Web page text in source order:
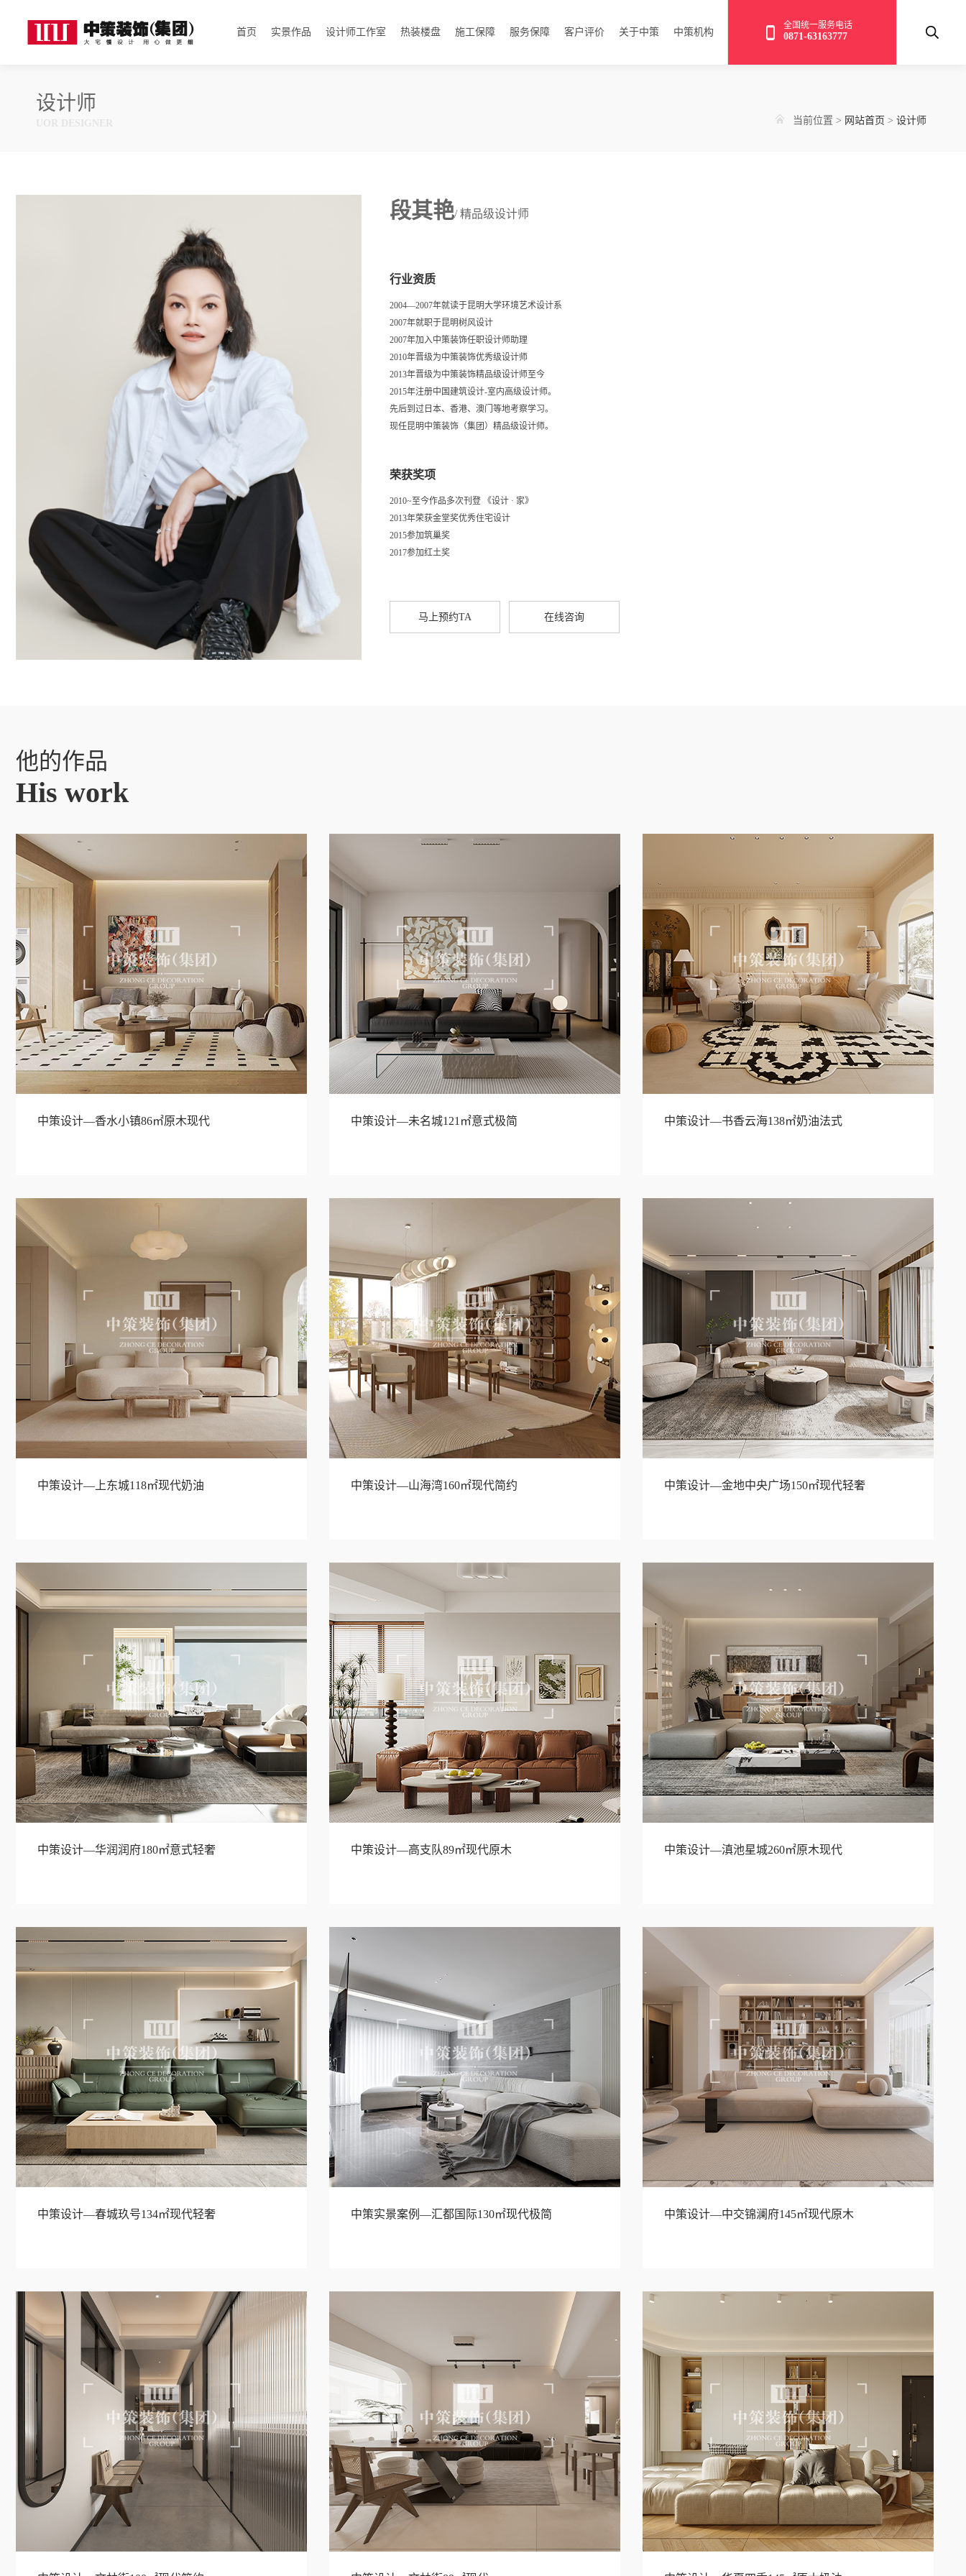
全国统一服务电话
0871-63163777
首页 实景作品 设计师工作室 热装楼盘 施工保障 服务保障 客户评价 关于中策 中策机构
设计师
当前位置 > 网站首页 > 设计师
段其艳/ 精品级设计师
行业资质
2004—2007年就读于昆明大学环境艺术设计系
2007年就职于昆明树风设计
2007年加入中策装饰任职设计师助理
2010年晋级为中策装饰优秀级设计师
2013年晋级为中策装饰精品级设计师至今
2015年注册中国建筑设计-室内高级设计师。
先后到过日本、香港、澳门等地考察学习。
现任昆明中策装饰（集团）精品级设计师。
荣获奖项
2010~至今作品多次刊登 《设计 · 家》
2013年荣获金堂奖优秀住宅设计
2015参加筑巢奖
2017参加红土奖
马上预约TA 在线咨询
他的作品
His work
中策设计—香水小镇86㎡原木现代 中策设计—未名城121㎡意式极简 中策设计—书香云海138㎡奶油法式
中策设计—上东城118㎡现代奶油 中策设计—山海湾160㎡现代简约 中策设计—金地中央广场150㎡现代轻奢
中策设计—华润润府180㎡意式轻奢 中策设计—高支队89㎡现代原木 中策设计—滇池星城260㎡原木现代
中策设计—春城玖号134㎡现代轻奢 中策实景案例—汇都国际130㎡现代极简 中策设计—中交锦澜府145㎡现代原木